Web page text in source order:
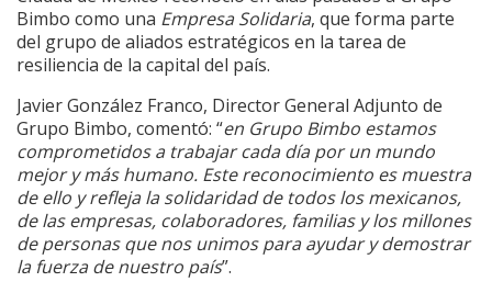
Bimbo como una Empresa Solidaria, que forma parte
del grupo de aliados estratégicos en la tarea de
resiliencia de la capital del país.
Javier González Franco, Director General Adjunto de
Grupo Bimbo, comentó: “en Grupo Bimbo estamos
comprometidos a trabajar cada día por un mundo
mejor y más humano. Este reconocimiento es muestra
de ello y refleja la solidaridad de todos los mexicanos,
de las empresas, colaboradores, familias y los millones
de personas que nos unimos para ayudar y demostrar
la fuerza de nuestro país”.